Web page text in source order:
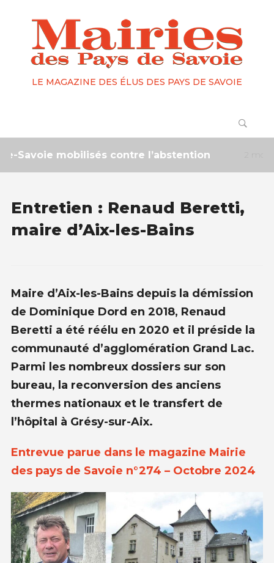
LE MAGAZINE DES ÉLUS DES PAYS DE SAVOIE
mobilisés contre l’abstention 2 mois ------
Entretien : Renaud Beretti,
maire d’Aix-les-Bains
Maire d’Aix-les-Bains depuis la démission
de Dominique Dord en 2018, Renaud
Beretti a été réélu en 2020 et il préside la
communauté d’agglomération Grand Lac.
Parmi les nombreux dossiers sur son
bureau, la reconversion des anciens
thermes nationaux et le transfert de
l’hôpital à Grésy-sur-Aix.
Entrevue parue dans le magazine Mairie
des pays de Savoie n°274 – Octobre 2024